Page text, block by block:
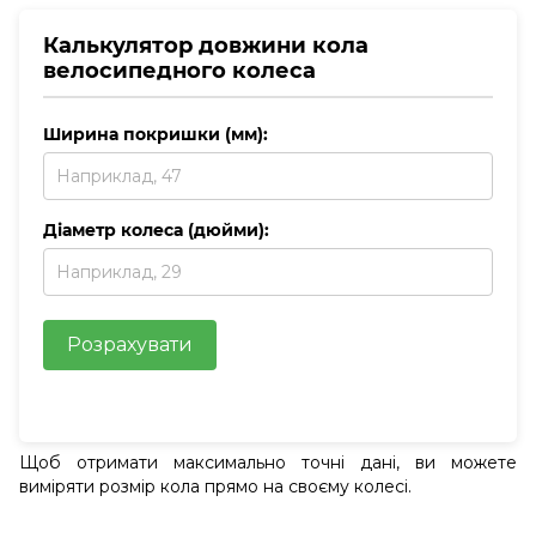
Калькулятор довжини кола
велосипедного колеса
Ширина покришки (мм):
Діаметр колеса (дюйми):
Розрахувати
Щоб отримати максимально точні дані, ви можете
виміряти розмір кола прямо на своєму колесі.